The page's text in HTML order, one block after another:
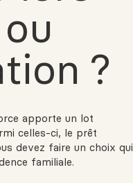
?
apporte un lot
celles-ci, le prêt
devez faire un choix qui
familiale.